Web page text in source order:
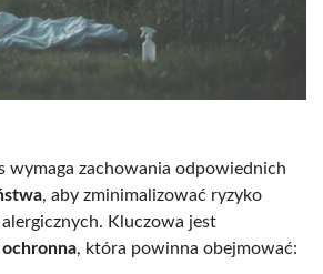
wymaga zachowania odpowiednich
, aby zminimalizować ryzyko
Kluczowa jest
, która powinna obejmować: